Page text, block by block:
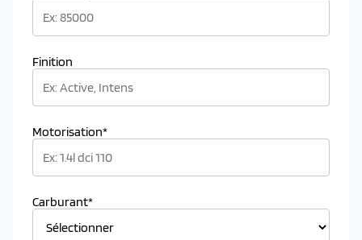
Finition
Motorisation*
Carburant*